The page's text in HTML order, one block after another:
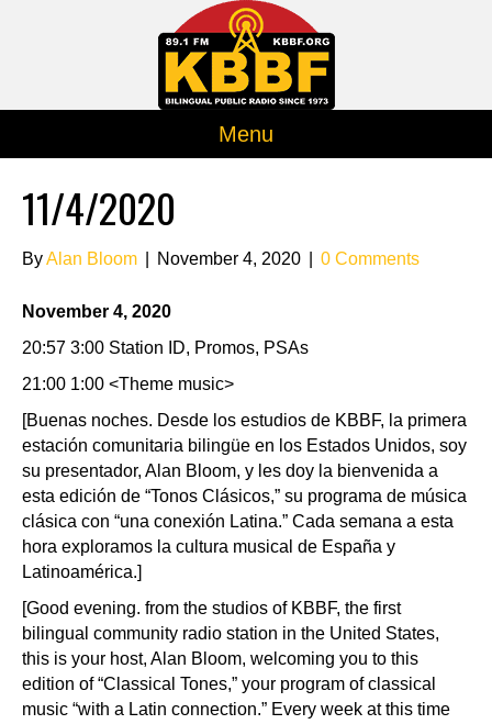
Menu
11/4/2020
ByAlan Bloom November 4, 2020 0 Comments
November 4, 2020
20:57 3:00 Station ID, Promos, PSAs
21:00 1:00 <Theme music>
[Buenas noches. Desde los estudios de KBBF, la primera
estación comunitaria bilingüe en los Estados Unidos, soy
su presentador, Alan Bloom, y les doy la bienvenida a
esta edición de “Tonos Clásicos,” su programa de música
clásica con “una conexión Latina.” Cada semana a esta
hora exploramos la cultura musical de España y
Latinoamérica.]
[Good evening. from the studios of KBBF, the first
bilingual community radio station in the United States,
this is your host, Alan Bloom, welcoming you to this
edition of “Classical Tones,” your program of classical
music “with a Latin connection.” Every week at this time